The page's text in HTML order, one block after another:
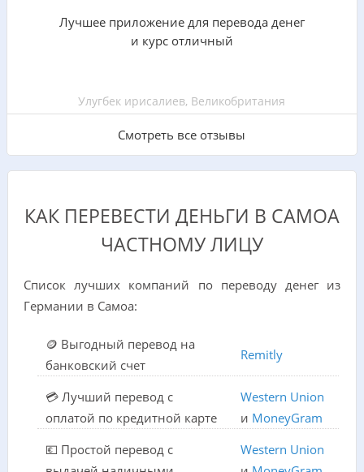
Лучшее приложение для перевода денег
и курс отличный
Улугбек ирисалиев, Великобритания
Смотреть все отзывы
КАК ПЕРЕВЕСТИ ДЕНЬГИ В САМОА
ЧАСТНОМУ ЛИЦУ
Список лучших компаний по переводу денег из
Германии в Самоа:
🪙 Выгодный перевод на
банковский счет
Remitly
💳 Лучший перевод с
оплатой по кредитной карте
Western Union
и MoneyGram
💶 Простой перевод с
Western Union